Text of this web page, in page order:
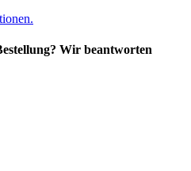
Wir beantworten